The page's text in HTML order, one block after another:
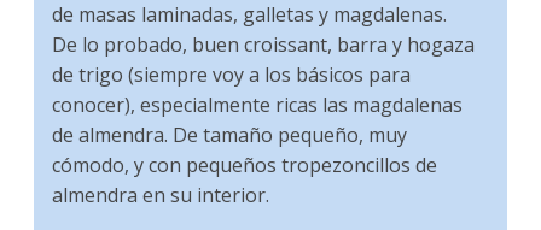
de masas laminadas, galletas y magdalenas.
De lo probado, buen croissant, barra y hogaza
de trigo (siempre voy a los básicos para
conocer), especialmente ricas las magdalenas
de almendra. De tamaño pequeño, muy
cómodo, y con pequeños tropezoncillos de
almendra en su interior.